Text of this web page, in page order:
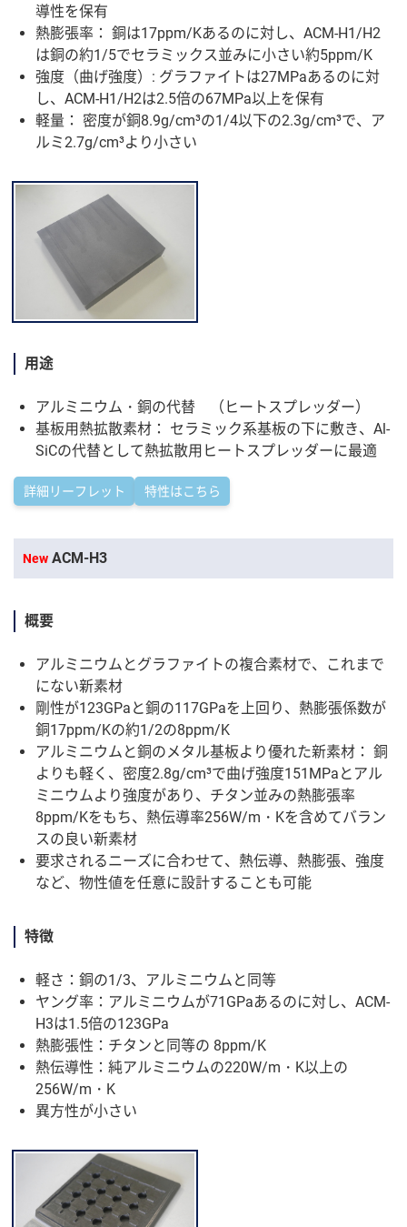
導性を保有
熱膨張率： 銅は17ppm/Kあるのに対し、ACM-H1/H2
は銅の約1/5でセラミックス並みに小さい約5ppm/K
強度（曲げ強度）: グラファイトは27MPaあるのに対
し、ACM-H1/H2は2.5倍の67MPa以上を保有
軽量： 密度が銅8.9g/cm³の1/4以下の2.3g/cm³で、ア
ルミ2.7g/cm³より小さい
用途
アルミニウム・銅の代替 （ヒートスプレッダー）
基板用熱拡散素材： セラミック系基板の下に敷き、Al-
SiCの代替として熱拡散用ヒートスプレッダーに最適
詳細リーフレット 特性はこちら
New ACM-H3
概要
アルミニウムとグラファイトの複合素材で、これまで
にない新素材
剛性が123GPaと銅の117GPaを上回り、熱膨張係数が
銅17ppm/Kの約1/2の8ppm/K
アルミニウムと銅のメタル基板より優れた新素材： 銅
よりも軽く、密度2.8g/cm³で曲げ強度151MPaとアル
ミニウムより強度があり、チタン並みの熱膨張率
8ppm/Kをもち、熱伝導率256W/m・Kを含めてバラン
スの良い新素材
要求されるニーズに合わせて、熱伝導、熱膨張、強度
など、物性値を任意に設計することも可能
特徴
軽さ：銅の1/3、アルミニウムと同等
ヤング率：アルミニウムが71GPaあるのに対し、ACM-
H3は1.5倍の123GPa
熱膨張性：チタンと同等の 8ppm/K
熱伝導性：純アルミニウムの220W/m・K以上の
256W/m・K
異方性が小さい